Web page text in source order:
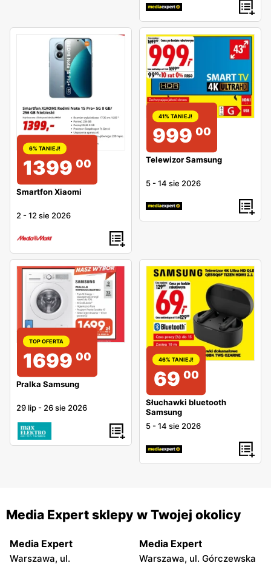
6% TANIEJ!
1399 00
Smartfon Xiaomi
2 -12 sie 2026
41% TANIEJ!
999 00
Telewizor Samsung
5 -14 sie 2026
TOP OFERTA
1699 00
Pralka Samsung
29 lip - 26 sie 2026
46% TANIEJ!
69 00
Słuchawki bluetooth
Samsung
5 -14 sie 2026
Media Expert sklepy w Twojej okolicy
Media Expert
Warszawa, ul.
Media Expert
Warszawa, ul. Górczewska